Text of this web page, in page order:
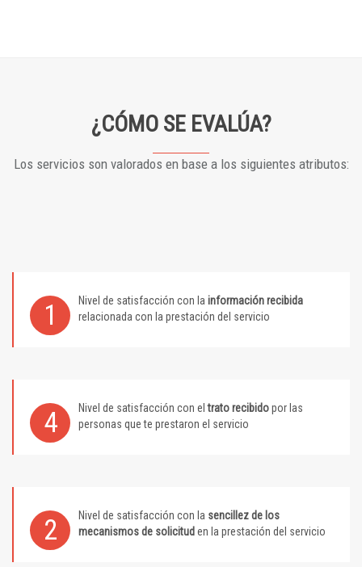
¿CÓMO SE EVALÚA?
Los servicios son valorados en base a los siguientes atributos:
1 Nivel de satisfacción con la información recibida
relacionada con la prestación del servicio
4 Nivel de satisfacción con eltrato recibidopor las
personas que te prestaron el servicio
2 Nivel de satisfacción con la sencillez de los
mecanismos de solicitud en la prestación del servicio